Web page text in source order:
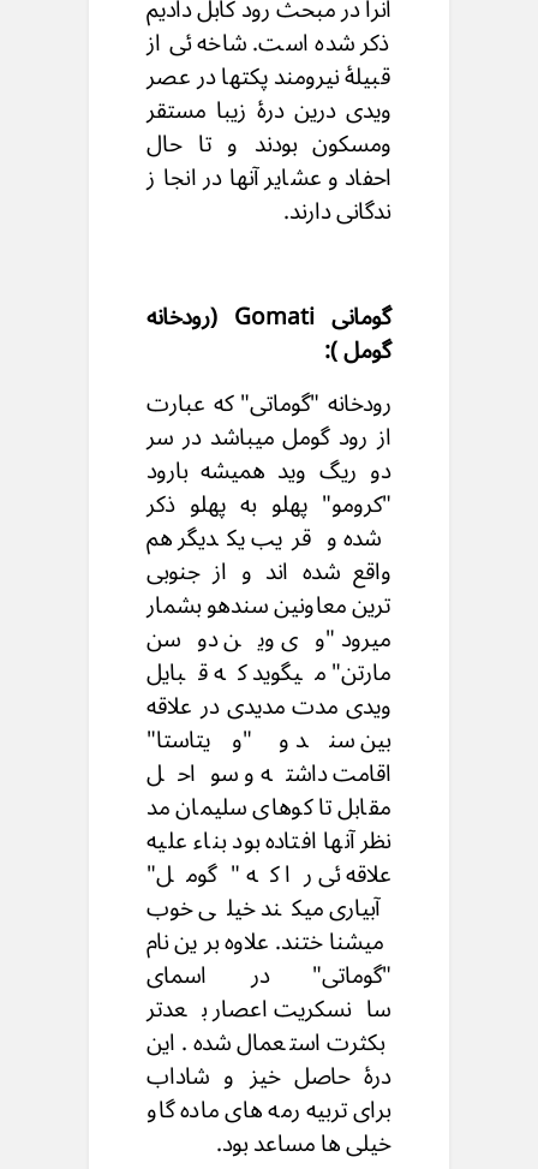
ذکر شده است. شاخه ئی از
قبیلۀ نیرومند پکتها در عصر
ویدی درین درۀ زیبا مستقر
ومسکون بودند و تا حال
احفاد و عشایر آنها در انجا ز
ندگانی دارند.
گومانی Gomati (رودخانه
گومل ):
رودخانه "گوماتی" که عبارت
از رود گومل میباشد در سر
دو ریگ وید همیشه بارود
"کرومو" پهلو به پهلو ذکر
شده و قریب یکدیگر هم
واقع شده اند و از جنوبی
ترین معاونین سندهو بشمار
میرود "وی وین دوسن
مارتن" میگوید که قبایل
ویدی مدت مدیدی در علاقه
بین سند و "ویتاستا"
اقامت داشته و سواحل
مقابل تا کوهای سلیمان مد
نظر آنها افتاده بود بناء علیه
علاقه ئی را که "گومل"
آبیاری میکند خیلی خوب
میشناختند. علاوه برین نام
"گوماتی" در اسمای
سانسکریت اعصار بعدتر
بکثرت استعمال شده. این
درۀ حاصل خیز و شاداب
برای تربیه رمه های ماده گاو
خیلی ها مساعد بود.